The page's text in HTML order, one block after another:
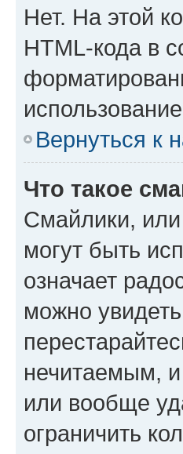
Нет. На этой
HTML-кода в
Вернуться к
Что такое
Смайлики,
могут быть
означает
можно
нечитаемым,
или вообще
ограничить